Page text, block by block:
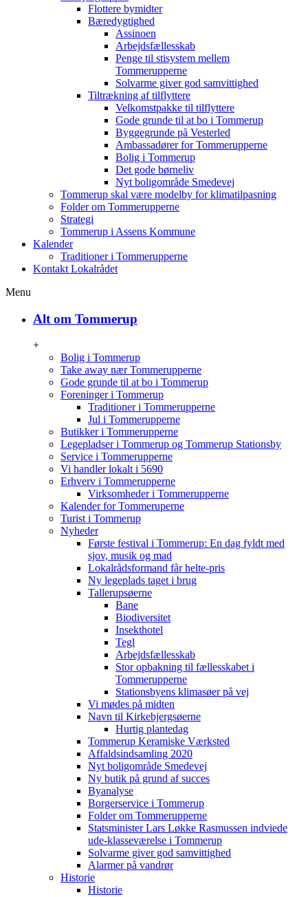
Flottere bymidter
Bæredygtighed
Assinoen
Arbejdsfællesskab
Penge til stisystem mellem
Tommerupperne
Solvarme giver god samvittighed
Tiltrækning af tilflyttere
Velkomstpakke til tilflyttere
Gode grunde til at bo i Tommerup
Byggegrunde på Vesterled
Ambassadører for Tommerupperne
Bolig i Tommerup
Det gode børneliv
Nyt boligområde Smedevej
Tommerup skal være modelby for klimatilpasning
Folder om Tommerupperne
Strategi
Tommerup i Assens Kommune
Kalender
Traditioner i Tommerupperne
Kontakt Lokalrådet
Menu
Alt om Tommerup
+
Bolig i Tommerup
Take away nær Tommerupperne
Gode grunde til at bo i Tommerup
Foreninger i Tommerup
Traditioner i Tommerupperne
Jul i Tommerupperne
Butikker i Tommerupperne
Legepladser i Tommerup og Tommerup Stationsby
Service i Tommerupperne
Vi handler lokalt i 5690
Erhverv i Tommerupperne
Virksomheder i Tommerupperne
Kalender for Tommeruperne
Turist i Tommerup
Nyheder
Første festival i Tommerup: En dag fyldt med
sjov, musik og mad
Lokalrådsformand får helte-pris
Ny legeplads taget i brug
Tallerupsøerne
Bane
Biodiversitet
Insekthotel
Tegl
Arbejdsfællesskab
Stor opbakning til fællesskabet i
Tommerupperne
Stationsbyens klimasøer på vej
Vi mødes på midten
Navn til Kirkebjergsøerne
Hurtig plantedag
Tommerup Keramiske Værksted
Affaldsindsamling 2020
Nyt boligområde Smedevej
Ny butik på grund af succes
Byanalyse
Borgerservice i Tommerup
Folder om Tommerupperne
Statsminister Lars Løkke Rasmussen indviede
ude-klasseværelse i Tommerup
Solvarme giver god samvittighed
Alarmer på vandrør
Historie
Historie